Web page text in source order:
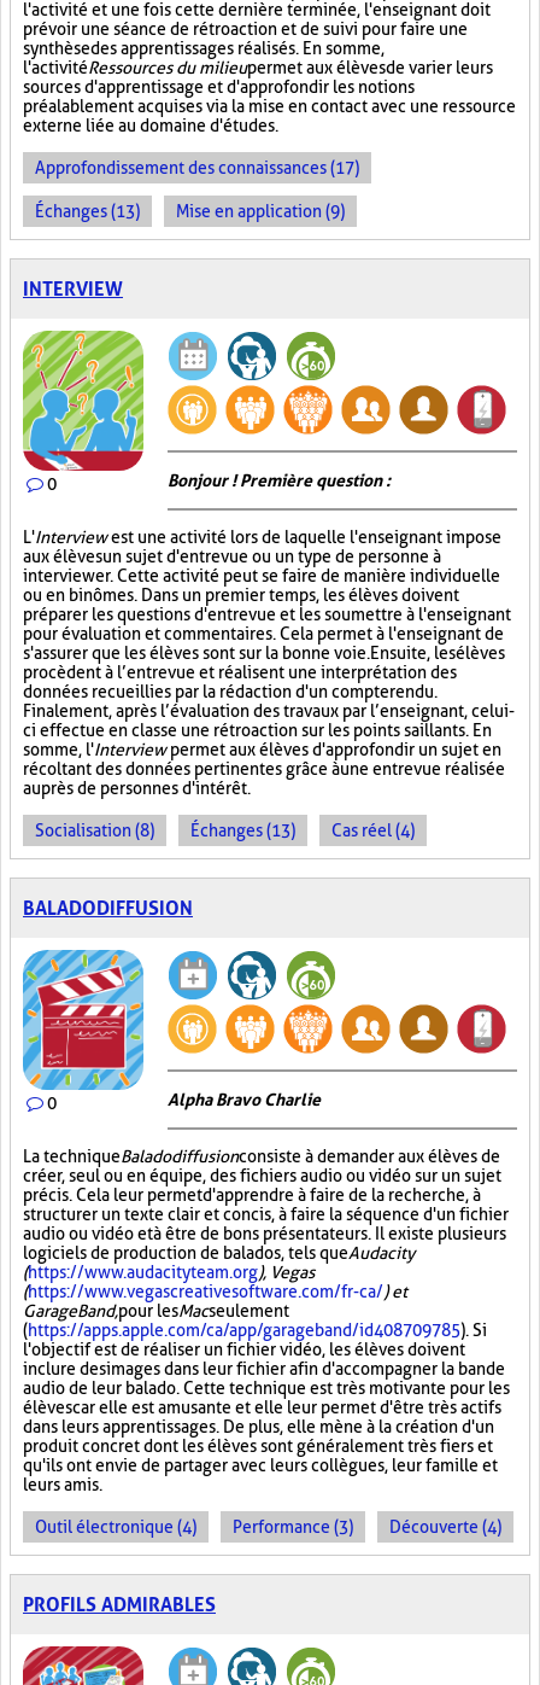
l'activité et une fois cette dernière terminée, l'enseignant doit
prévoir une séance de rétroaction et de suivi pour faire une
synthèse des apprentissages réalisés. En somme,
l'activitéRessources du milieupermet aux élèves de varier leurs
sources d'apprentissage et d'approfondir les notions
préalablement acquises via la mise en contact avec une ressource
externe liée au domaine d'études.
Approfondissement des connaissances (17)
Échanges (13) Mise en application (9)
INTERVIEW
0 Bonjour ! Première question :
L'Interviewest une activité lors de laquelle l'enseignant impose
aux élèves un sujet d'entrevue ou un type de personne à
interviewer. Cette activité peut se faire de manière individuelle
ou en binômes. Dans un premier temps, les élèves doivent
préparer les questions d'entrevue et les soumettre à l'enseignant
pour évaluation et commentaires. Cela permet à l'enseignant de
s'assurer que les élèves sont sur la bonne voie. Ensuite, les élèves
procèdent à l’entrevue et réalisent une interprétation des
données recueillies par la rédaction d'un compte rendu.
Finalement, après l’évaluation des travaux par l’enseignant, celui-
ci effectue en classe une rétroaction sur les points saillants. En
somme, l'Interviewpermet aux élèves d'approfondir un sujet en
récoltant des données pertinentes grâce à une entrevue réalisée
auprès de personnes d'intérêt.
Socialisation (8) Échanges (13) Cas réel (4)
BALADODIFFUSION
0 Alpha Bravo Charlie
La techniqueBaladodiffusionconsiste à demander aux élèves de
créer, seul ou en équipe, des fichiers audio ou vidéo sur un sujet
précis. Cela leur permet d'apprendre à faire de la recherche, à
structurer un texte clair et concis, à faire la séquence d'un fichier
audio ou vidéo et à être de bons présentateurs. Il existe plusieurs
logiciels de production de balados, tels queAudacity
(https://www.audacityteam.org), Vegas
(https://www.vegascreativesoftware.com/fr-ca/) et
GarageBand,pour lesMacseulement
(https://apps.apple.com/ca/app/garageband/id408709785). Si
l'objectif est de réaliser un fichier vidéo, les élèves doivent
inclure des images dans leur fichier afin d'accompagner la bande
audio de leur balado. Cette technique est très motivante pour les
élèves car elle est amusante et elle leur permet d'être très actifs
dans leurs apprentissages. De plus, elle mène à la création d'un
produit concret dont les élèves sont généralement très fiers et
qu'ils ont envie de partager avec leurs collègues, leur famille et
leurs amis.
Outil électronique (4) Performance (3) Découverte (4)
PROFILS ADMIRABLES